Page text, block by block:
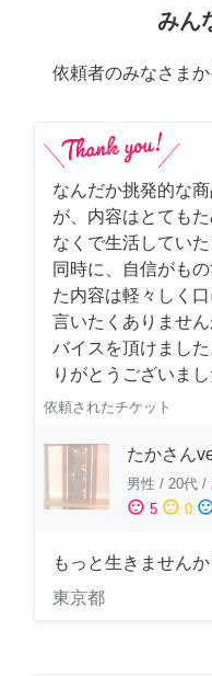
みん
依頼者のみなさま
なんだか挑発的な
が、内容はとても
なくで生活してい
同時に、自信がも
た内容は軽々しく
言いたくありませ
バイスを頂けまし
りがとうございまし
依頼されたチケット
たかさん
男性 / 20代 /
sentiment_satisfied 5 sentiment_neutral 0
もっと生きませんか
東京都